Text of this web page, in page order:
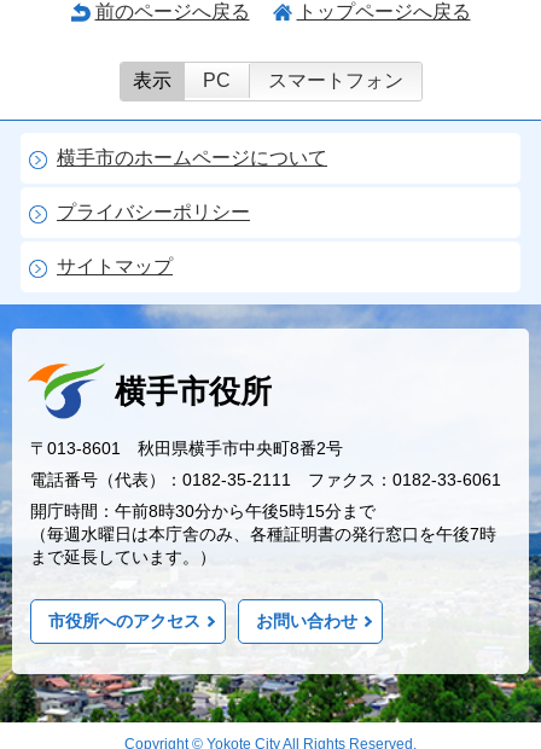
前のページへ戻る トップページへ戻る
表示 PC スマートフォン
横手市のホームページについて
プライバシーポリシー
サイトマップ
横手市役所
〒013-8601 秋田県横手市中央町8番2号
電話番号（代表）：0182-35-2111 ファクス：0182-33-6061
開庁時間：午前8時30分から午後5時15分まで
（毎週水曜日は本庁舎のみ、各種証明書の発行窓口を午後7時
まで延長しています。）
市役所へのアクセス お問い合わせ
Copyright © Yokote City All Rights Reserved.